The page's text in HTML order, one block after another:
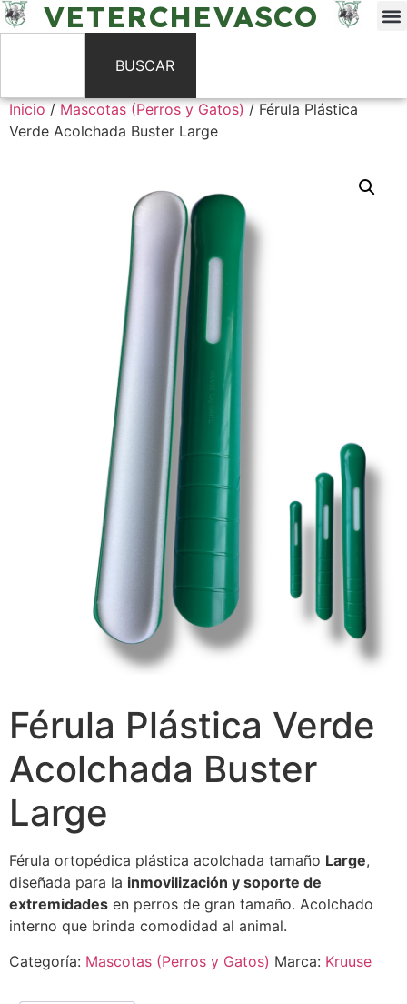
VETERCHEVASCO
BUSCAR
Inicio/Mascotas (Perros y Gatos)/ Férula Plástica
Verde Acolchada Buster Large
Férula Plástica Verde
Acolchada Buster
Large
Férula ortopédica plástica acolchada tamaño Large,
diseñada para la inmovilización y soporte de
extremidades en perros de gran tamaño. Acolchado
interno que brinda comodidad al animal.
Categoría: Mascotas (Perros y Gatos) Marca: Kruuse